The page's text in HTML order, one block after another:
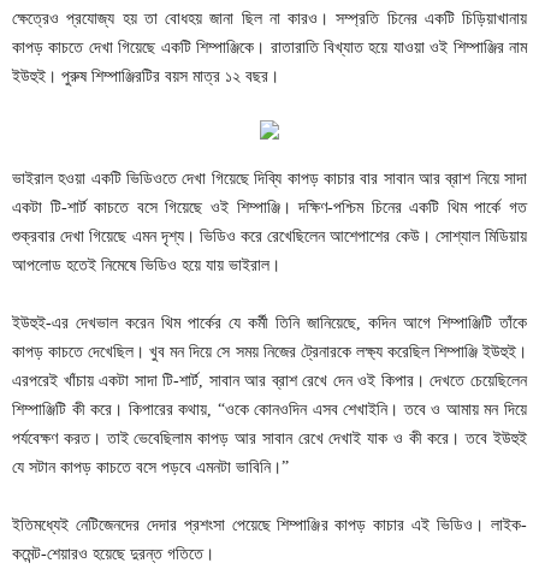
ক্ষেত্রেও প্রযোজ্য হয় তা বোধহয় জানা ছিল না কারও। সম্প্রতি চিনের একটি চিড়িয়াখানায়
কাপড় কাচতে দেখা গিয়েছে একটি শিম্পাঞ্জিকে। রাতারাতি বিখ্যাত হয়ে যাওয়া ওই শিম্পাঞ্জির নাম
ইউহুই। পুরুষ শিম্পাঞ্জিরটির বয়স মাত্র ১২ বছর।
ভাইরাল হওয়া একটি ভিডিওতে দেখা গিয়েছে দিব্যি কাপড় কাচার বার সাবান আর ব্রাশ নিয়ে সাদা
একটা টি-শার্ট কাচতে বসে গিয়েছে ওই শিম্পাঞ্জি। দক্ষিণ-পশ্চিম চিনের একটি থিম পার্কে গত
শুক্রবার দেখা গিয়েছে এমন দৃশ্য। ভিডিও করে রেখেছিলেন আশেপাশের কেউ। সোশ্যাল মিডিয়ায়
আপলোড হতেই নিমেষে ভিডিও হয়ে যায় ভাইরাল।
ইউহুই-এর দেখভাল করেন থিম পার্কের যে কর্মী তিনি জানিয়েছে, কদিন আগে শিম্পাঞ্জিটি তাঁকে
কাপড় কাচতে দেখেছিল। খুব মন দিয়ে সে সময় নিজের ট্রেনারকে লক্ষ্য করেছিল শিম্পাঞ্জি ইউহুই।
এরপরেই খাঁচায় একটা সাদা টি-শার্ট, সাবান আর ব্রাশ রেখে দেন ওই কিপার। দেখতে চেয়েছিলেন
শিম্পাঞ্জিটি কী করে। কিপারের কথায়, “ওকে কোনওদিন এসব শেখাইনি। তবে ও আমায় মন দিয়ে
পর্যবেক্ষণ করত। তাই ভেবেছিলাম কাপড় আর সাবান রেখে দেখাই যাক ও কী করে। তবে ইউহুই
যে সটান কাপড় কাচতে বসে পড়বে এমনটা ভাবিনি।”
ইতিমধ্যেই নেটিজেনদের দেদার প্রশংসা পেয়েছে শিম্পাঞ্জির কাপড় কাচার এই ভিডিও। লাইক-
কমেন্ট-শেয়ারও হয়েছে দুরন্ত গতিতে।